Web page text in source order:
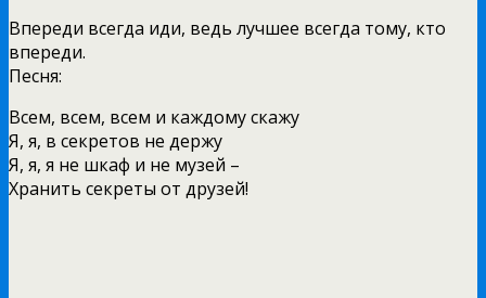
Впереди всегда иди, ведь лучшее всегда тому, кто
впереди.
Песня:
Всем, всем, всем и каждому скажу
Я, я, в секретов не держу
Я, я, я не шкаф и не музей –
Хранить секреты от друзей!